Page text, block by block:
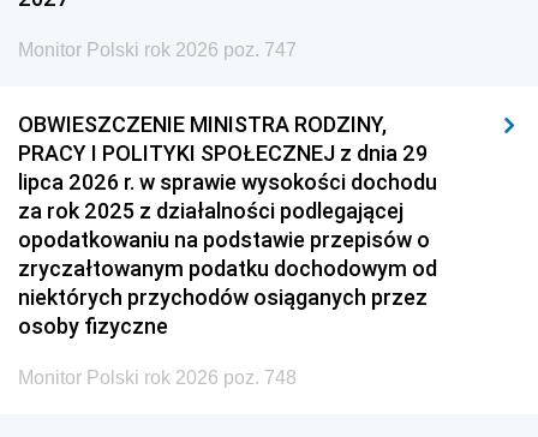
Monitor Polski rok 2026 poz. 747
OBWIESZCZENIE MINISTRA RODZINY,
PRACY I POLITYKI SPOŁECZNEJ z dnia 29
lipca 2026 r. w sprawie wysokości dochodu
za rok 2025 z działalności podlegającej
opodatkowaniu na podstawie przepisów o
zryczałtowanym podatku dochodowym od
niektórych przychodów osiąganych przez
osoby fizyczne
Monitor Polski rok 2026 poz. 748